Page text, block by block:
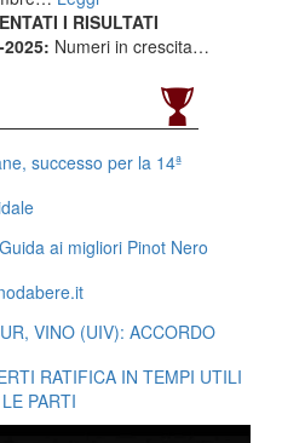
I RISULTATI
2025: Numeri in crescita…
successo per la 14ª
ai migliori Pinot Nero
VINO (UIV): ACCORDO
RATIFICA IN TEMPI UTILI
PARTI